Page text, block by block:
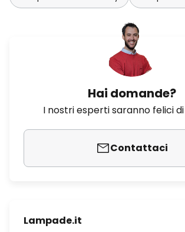
Hai domande?
I nostri esperti saranno felici
Contattaci
Lampade.it